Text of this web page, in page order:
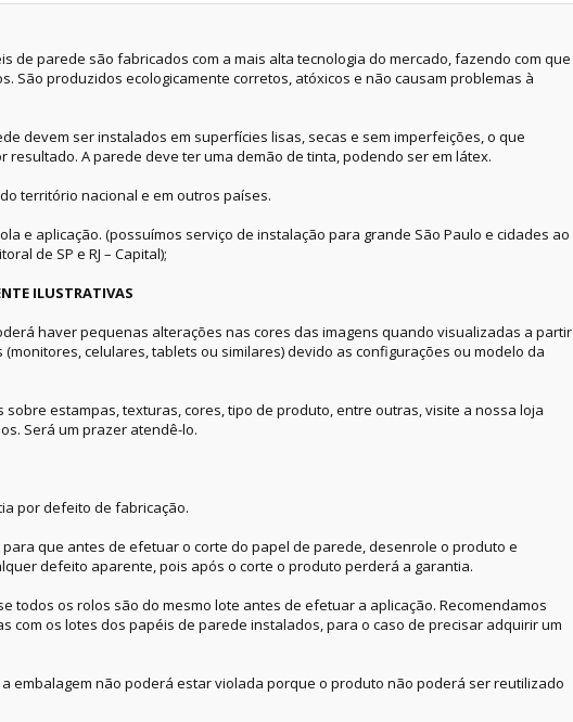
de parede são fabricados com a mais alta tecnologia do mercado, fazendo com que
São produzidos ecologicamente corretos, atóxicos e não causam problemas à
devem ser instalados em superfícies lisas, secas e sem imperfeições, o que
resultado. A parede deve ter uma demão de tinta, podendo ser em látex.
território nacional e em outros países.
e aplicação. (possuímos serviço de instalação para grande São Paulo e cidades ao
de SP e RJ – Capital);
ILUSTRATIVAS
haver pequenas alterações nas cores das imagens quando visualizadas a partir
celulares, tablets ou similares) devido as configurações ou modelo da
sobre estampas, texturas, cores, tipo de produto, entre outras, visite a nossa loja
Será um prazer atendê-lo.
por defeito de fabricação.
para que antes de efetuar o corte do papel de parede, desenrole o produto e
defeito aparente, pois após o corte o produto perderá a garantia.
todos os rolos são do mesmo lote antes de efetuar a aplicação. Recomendamos
com os lotes dos papéis de parede instalados, para o caso de precisar adquirir um
embalagem não poderá estar violada porque o produto não poderá ser reutilizado